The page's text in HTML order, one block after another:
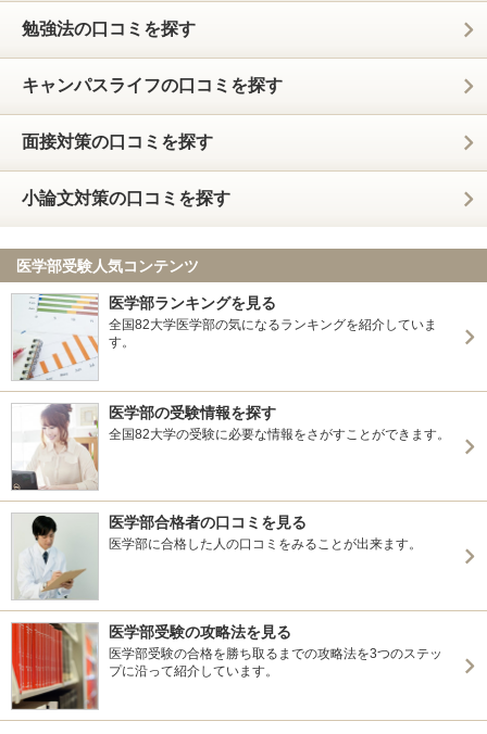
勉強法の口コミを探す
キャンパスライフの口コミを探す
面接対策の口コミを探す
小論文対策の口コミを探す
医学部受験人気コンテンツ
医学部ランキングを見る
全国82大学医学部の気になるランキングを紹介していま
す。
医学部の受験情報を探す
全国82大学の受験に必要な情報をさがすことができます。
医学部合格者の口コミを見る
医学部に合格した人の口コミをみることが出来ます。
医学部受験の攻略法を見る
医学部受験の合格を勝ち取るまでの攻略法を3つのステッ
プに沿って紹介しています。